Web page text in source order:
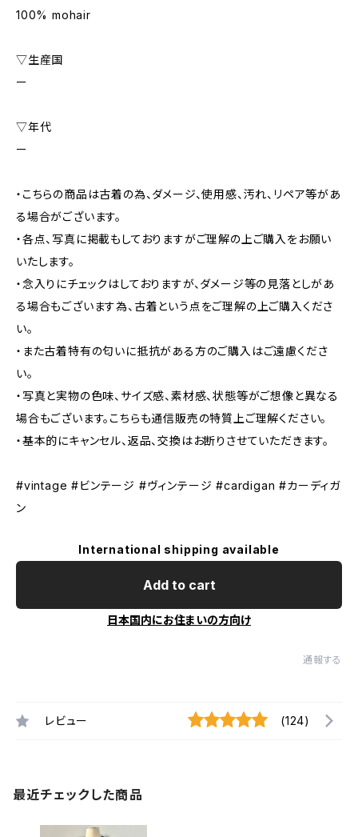
100% mohair
▽生産国
ー
▽年代
ー
・こちらの商品は古着の為、ダメージ、使用感、汚れ、リペア等があ
る場合がございます。
・各点、写真に掲載もしておりますがご理解の上ご購入をお願い
いたします。
・念入りにチェックはしておりますが、ダメージ等の見落としがあ
る場合もございます為、古着という点をご理解の上ご購入くださ
い。
・また古着特有の匂いに抵抗がある方のご購入はご遠慮くださ
い。
・写真と実物の色味、サイズ感、素材感、状態等がご想像と異なる
場合もございます。こちらも通信販売の特質上ご理解ください。
・基本的にキャンセル、返品、交換はお断りさせていただきます。
#vintage #ビンテージ #ヴィンテージ #cardigan #カーディガ
ン
International shipping available
Add to cart
日本国内にお住まいの方向け
通報する
レビュー (124)
最近チェックした商品